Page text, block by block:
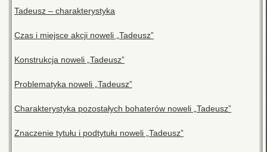
Tadeusz – charakterystyka
Czas i miejsce akcji noweli „Tadeusz”
Konstrukcja noweli „Tadeusz”
Problematyka noweli „Tadeusz”
Charakterystyka pozostałych bohaterów noweli „Tadeusz”
Znaczenie tytułu i podtytułu noweli „Tadeusz”